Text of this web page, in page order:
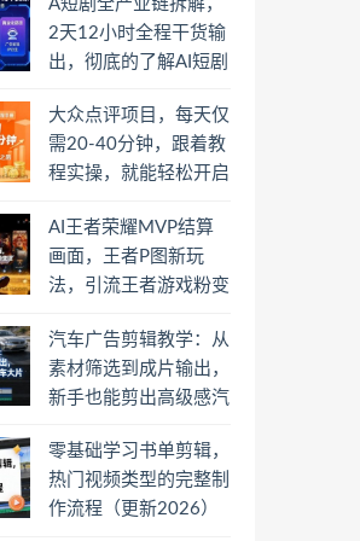
A短剧全产业链拆解，
2天12小时全程干货输
出，彻底的了解AI短剧
大众点评项目，每天仅
需20-40分钟，跟着教
程实操，就能轻松开启
AI王者荣耀MVP结算
画面，王者P图新玩
法，引流王者游戏粉变
汽车广告剪辑教学：从
素材筛选到成片输出，
新手也能剪出高级感汽
零基础学习书单剪辑，
热门视频类型的完整制
作流程（更新2026）